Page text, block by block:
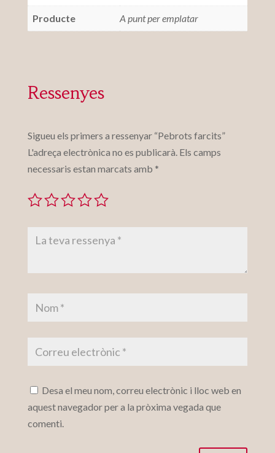
Producte A punt per emplatar
Ressenyes
Sigueu els primers a ressenyar “Pebrots farcits”
L'adreça electrònica no es publicarà. Els camps
necessaris estan marcats amb *
Desa el meu nom, correu electrònic i lloc web en
aquest navegador per a la pròxima vegada que
comenti.